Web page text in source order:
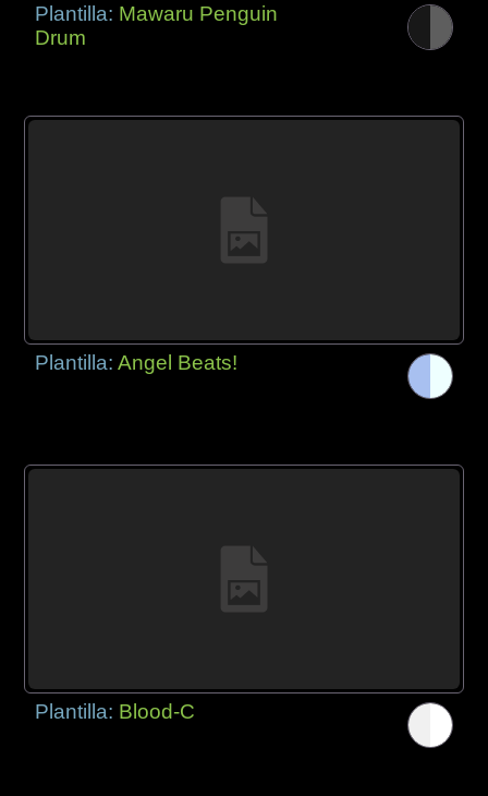
Plantilla: Mawaru Penguin
Drum
Plantilla:Angel Beats!
Plantilla: Blood-C